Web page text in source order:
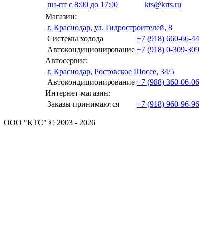
пн-пт с 8:00 до 17:00
kts@krts.ru
Магазин:
г. Краснодар, ул. Гидростроителей, 8
Системы холода
+7 (918) 660-66-44
Автокондиционирование +7 (918) 0-309-309
Автосервис:
г. Краснодар, Ростовское Шоссе, 34/5
Автокондиционирование +7 (988) 360-06-06
Интернет-магазин:
Заказы принимаются
+7 (918) 960-96-96
ООО "КТС" © 2003 - 2026